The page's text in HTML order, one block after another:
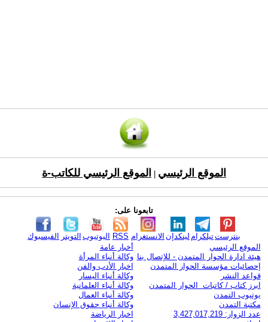
الموقع الرئيسي الموقع الرئيسي للكاتب-ة
تابعونا على:
الفيسبوك التويتر اليوتيوب RSS الانستغرام لينكدإن تيلكرامبنترست
الموقع الرئيسي
هيئة ادارة الحوار المتمدن - للإتصال بنا
إحصائيات مؤسسة الحوار المتمدن
قواعد النشر
ابرز كتاب / كاتبات الحوار المتمدن
يوتيوب التمدن
مكتبة التمدن
عدد الزوار: 3,427,017,219
أخبار عامة
وكالة أنباء المرأة
اخبار الأدب والفن
وكالة أنباء اليسار
وكالة أنباء العلمانية
وكالة أنباء العمال
وكالة أنباء حقوق الإنسان
اخبار الرياضة